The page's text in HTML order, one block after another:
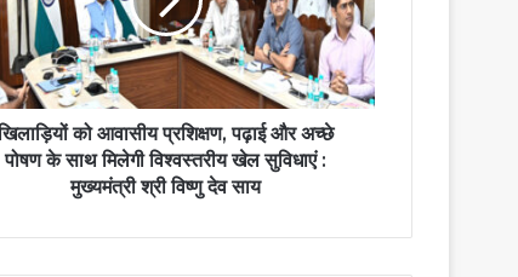
को आवासीय प्रशिक्षण, पढ़ाई और अच्छे
पोषण के साथ मिलेगी विश्वस्तरीय खेल सुविधाएं :
मुख्यमंत्री श्री विष्णु देव साय